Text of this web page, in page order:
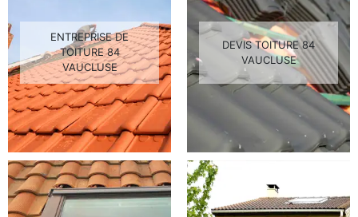
ENTREPRISE DE
TOITURE 84
VAUCLUSE
DEVIS TOITURE 84
VAUCLUSE